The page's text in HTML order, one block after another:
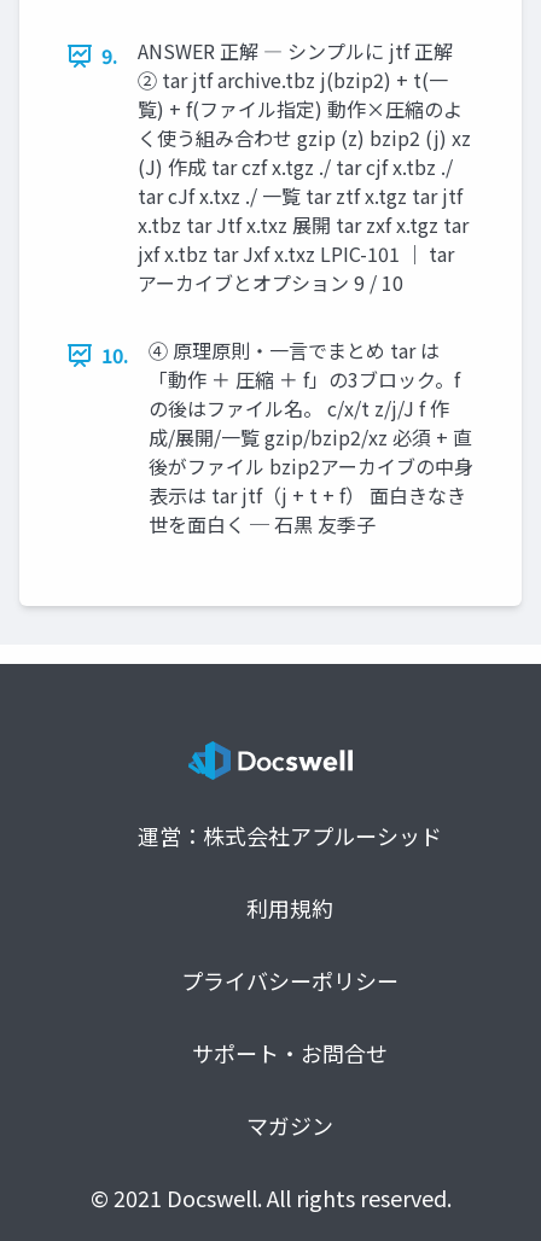
9.
ANSWER 正解 ― シンプルに jtf 正解
② tar jtf archive.tbz j(bzip2) + t(一
覧) + f(ファイル指定) 動作×圧縮のよ
く使う組み合わせ gzip (z) bzip2 (j) xz
(J) 作成 tar czf x.tgz ./ tar cjf x.tbz ./
tar cJf x.txz ./ 一覧 tar ztf x.tgz tar jtf
x.tbz tar Jtf x.txz 展開 tar zxf x.tgz tar
jxf x.tbz tar Jxf x.txz LPIC-101 ｜ tar
アーカイブとオプション 9 / 10
10.
④ 原理原則・一言でまとめ tar は
「動作 ＋ 圧縮 ＋ f」の3ブロック。f
の後はファイル名。 c/x/t z/j/J f 作
成/展開/一覧 gzip/bzip2/xz 必須 + 直
後がファイル bzip2アーカイブの中身
表示は tar jtf（j + t + f） 面白きなき
世を面白く ─ 石黒 友季子
運営：株式会社アプルーシッド
利用規約
プライバシーポリシー
サポート・お問合せ
マガジン
© 2021 Docswell. All rights reserved.